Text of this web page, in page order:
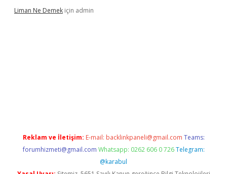
Liman Ne Demek için admin
Reklam ve İletişim: E-mail: backlinkpaneli@gmail.com Teams:
forumhizmeti@gmail.com Whatsapp: 0262 606 0 726 Telegram:
@karabul